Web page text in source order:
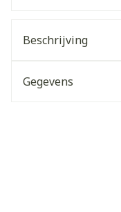
Beschrijving
Gegevens